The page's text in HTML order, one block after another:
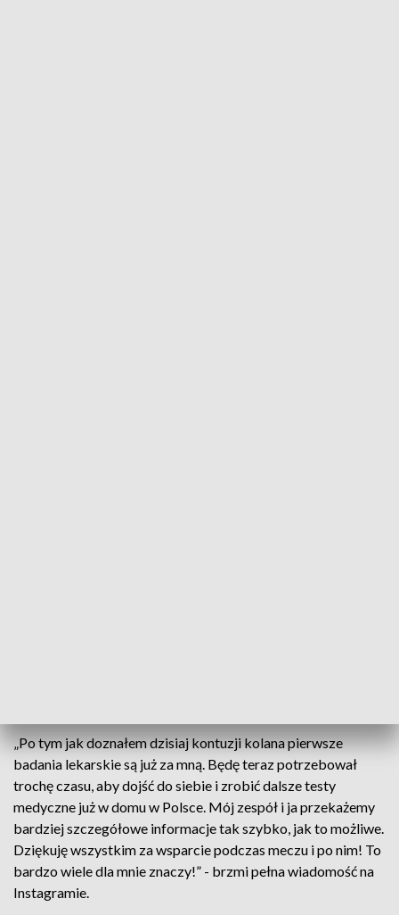
„Po tym jak doznałem dzisiaj kontuzji kolana pierwsze
badania lekarskie są już za mną. Będę teraz potrzebował
trochę czasu, aby dojść do siebie i zrobić dalsze testy
medyczne już w domu w Polsce. Mój zespół i ja przekażemy
bardziej szczegółowe informacje tak szybko, jak to możliwe.
Dziękuję wszystkim za wsparcie podczas meczu i po nim! To
bardzo wiele dla mnie znaczy!” - brzmi pełna wiadomość na
Instagramie.